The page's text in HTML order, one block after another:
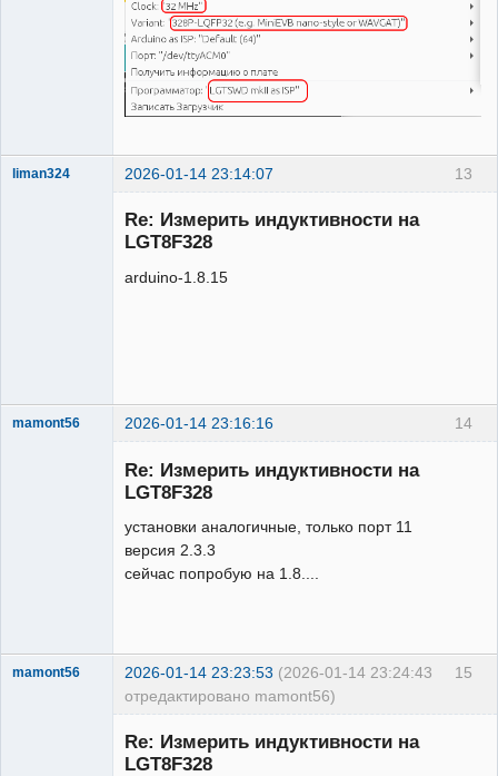
13
liman324 2026-01-14 23:14:07
Re: Измерить индуктивности на
LGT8F328
arduino-1.8.15
14
mamont56 2026-01-14 23:16:16
Re: Измерить индуктивности на
LGT8F328
установки аналогичные, только порт 11
версия 2.3.3
сейчас попробую на 1.8....
15
mamont56 2026-01-14 23:23:53 (2026-01-14 23:24:43
отредактировано mamont56)
Re: Измерить индуктивности на
LGT8F328